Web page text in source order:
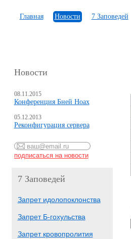
Главная Новости 7 Заповедей
Новости
08.11.2015
Конференция Бней Ноах
05.12.2013
Реконфигурация сервера
7 Заповедей
Запрет идолопоклонства
Запрет Б-гохульства
Запрет кровопролития